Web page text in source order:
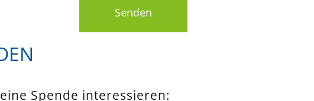
Senden
Spende interessieren: